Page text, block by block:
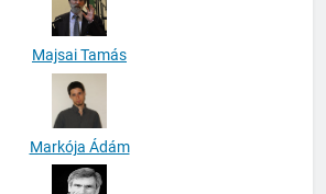
Majsai Tamás
Markója Ádám